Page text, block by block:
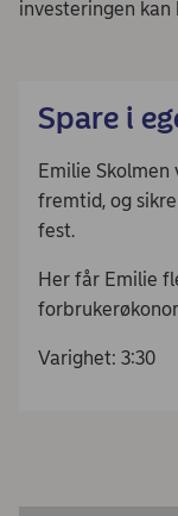
investeringen kan
Spare i
Emilie
fremtid, og
fest.
Her får Emilie
Varighet: 3:30